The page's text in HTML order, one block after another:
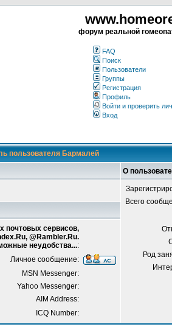
форум реальной
FAQ
Поиск
Пользователи
Группы
Регистрация
Профиль
Войти и проверить
Вход
пользователя Бармалей
О
Всего
Род
почтовых сервисов,
@Rambler.Ru.
неудобства...:
Личное сообщение:
MSN Messenger:
Yahoo Messenger:
AIM Address:
ICQ Number: